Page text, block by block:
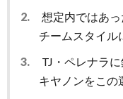
2.
想定内ではあ
チームスタイル
3.
TJ・ペレナラ
キヤノンをこの